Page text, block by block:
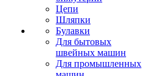
Цепи
Шляпки
Булавки
Для бытовых
швейных машин
Для промышленных